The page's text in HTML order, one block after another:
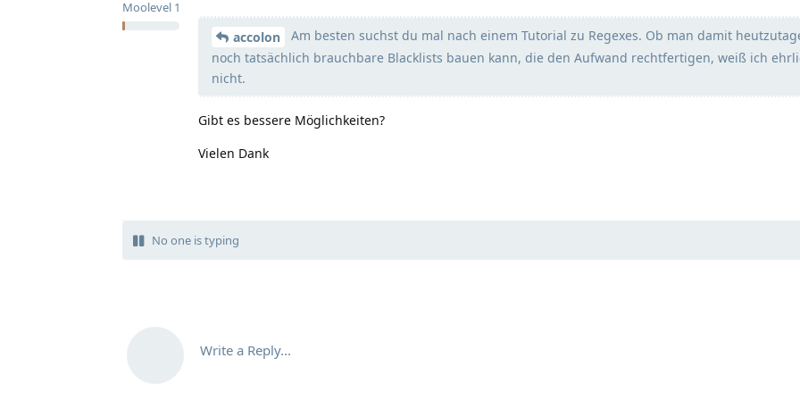
Moolevel 1
accolon
Am besten suchst du mal nach einem Tutorial zu Regexes. Ob man damit
noch tatsächlich brauchbare Blacklists bauen kann, die den Aufwand rechtfertigen, weiß ich
nicht.
Gibt es bessere Möglichkeiten?
Vielen Dank
No one is typing
Write a Reply...